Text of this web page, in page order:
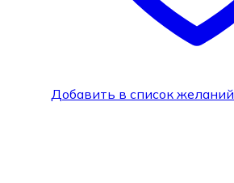
Добавить в список желаний